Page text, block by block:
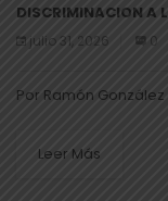
DISCRIMINACION A
julio 31, 2026 0
Por Ramón
Leer Más